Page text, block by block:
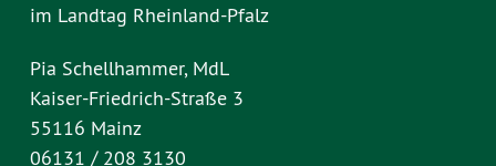
im Landtag Rheinland-Pfalz
Pia Schellhammer, MdL
Kaiser-Friedrich-Straße 3
55116 Mainz
06131 / 208 3130